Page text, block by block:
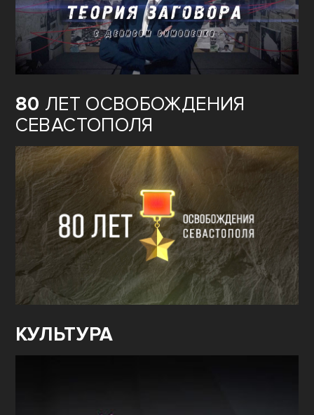
80 ЛЕТ ОСВОБОЖДЕНИЯ
СЕВАСТОПОЛЯ
КУЛЬТУРА